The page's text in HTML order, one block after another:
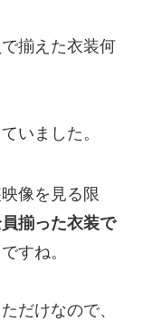
揃えた衣装何
いました。
像を見る限
揃った衣装で
ですね。
だけなので、